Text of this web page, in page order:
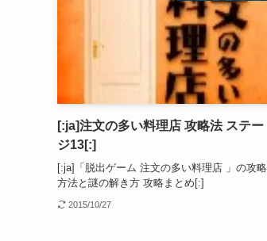
[:ja]注文の多い料理店 攻略法 ステー
ジ13[:]
[:ja]「脱出ゲーム 注文の多い料理店 」の攻略
方法と謎の解き方 攻略まとめ[:]
2015/10/27